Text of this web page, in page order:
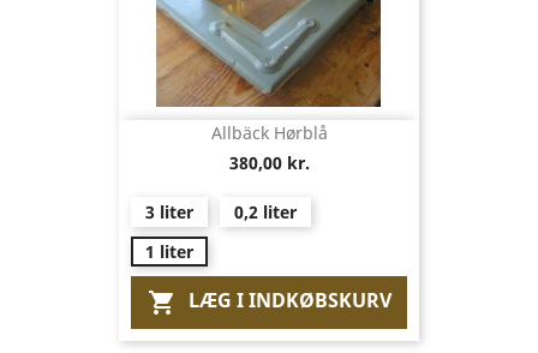
Allbäck Hørblå
380,00 kr.
3 liter
0,2 liter
1 liter
 LÆG I INDKØBSKURV